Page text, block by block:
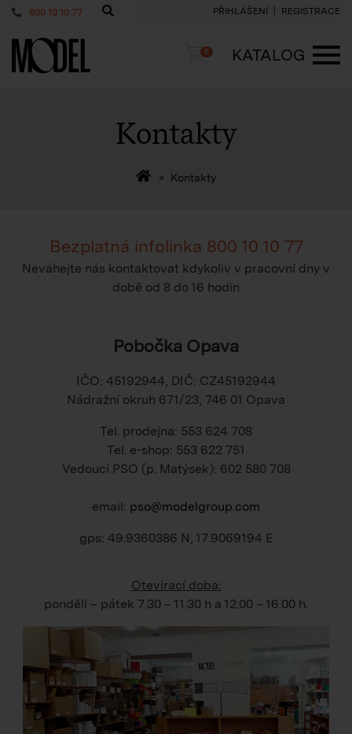
800 10 10 77 PŘIHLÁŠENÍ REGISTRACE
PackShop Košík
0
KATALOG
Kontakty
Zpět na homepage
Kontakty
Bezplatná infolinka 800 10 10 77
Neváhejte nás kontaktovat kdykoliv v pracovní dny v
době od 8 do 16 hodin
Pobočka Opava
IČO: 45192944, DIČ: CZ45192944
Nádražní okruh 671/23, 746 01 Opava
Tel. prodejna: 553 624 708
Tel. e-shop: 553 622 751
Vedoucí PSO (p. Matýsek): 602 580 708
email: pso@modelgroup.com
gps: 49.9360386 N, 17.9069194 E
Otevírací doba:
pondělí – pátek 7.30 – 11.30 h a 12.00 – 16.00 h